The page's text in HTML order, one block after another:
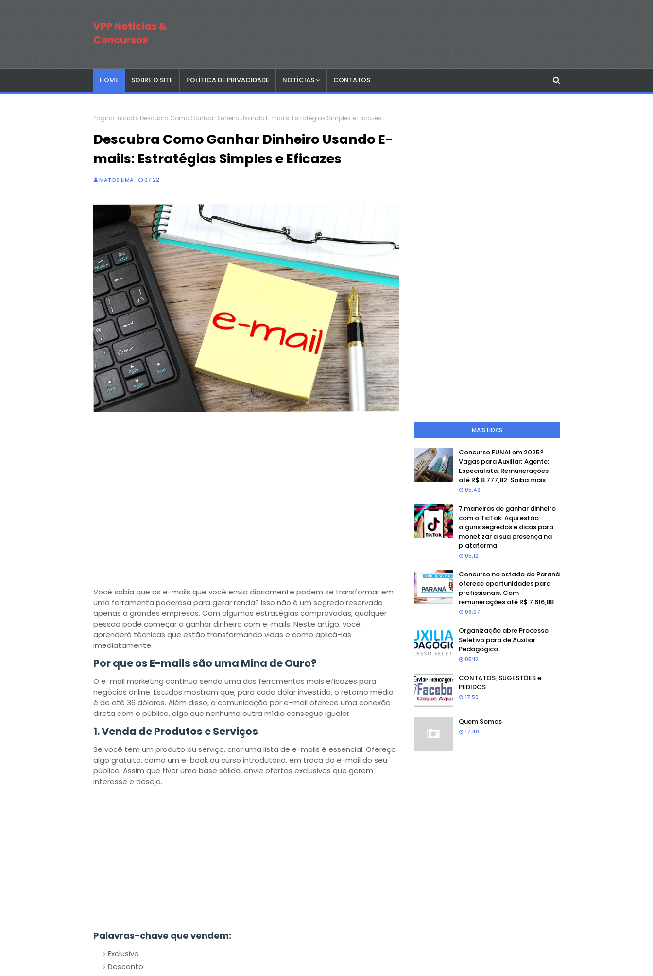
VPP Notícias &
Concursos
HOME SOBRE O SITE POLÍTICA DE PRIVACIDADE NOTÍCIAS CONTATOS
Página inicial Descubra Como Ganhar Dinheiro Usando E-mails: Estratégias Simples e Eficazes
Descubra Como Ganhar Dinheiro Usando E-
mails: Estratégias Simples e Eficazes
MATOS LIMA 07:22
Você sabia que os e-mails que você envia diariamente podem se transformar em
uma ferramenta poderosa para gerar renda? Isso não é um segredo reservado
apenas a grandes empresas. Com algumas estratégias comprovadas, qualquer
pessoa pode começar a ganhar dinheiro com e-mails. Neste artigo, você
aprenderá técnicas que estão transformando vidas e como aplicá-las
imediatamente.
Por que os E-mails são uma Mina de Ouro?
O e-mail marketing continua sendo uma das ferramentas mais eficazes para
negócios online. Estudos mostram que, para cada dólar investido, o retorno médio
é de até 36 dólares. Além disso, a comunicação por e-mail oferece uma conexão
direta com o público, algo que nenhuma outra mídia consegue igualar.
1.Venda de Produtos e Serviços
Se você tem um produto ou serviço, criar uma lista de e-mails é essencial. Ofereça
algo gratuito, como um e-book ou curso introdutório, em troca do e-mail do seu
público. Assim que tiver uma base sólida, envie ofertas exclusivas que gerem
interesse e desejo.
Palavras-chave que vendem:
Exclusivo
Desconto
MAIS LIDAS
Concurso FUNAI em 2025?
Vagas para Auxiliar; Agente;
Especialista. Remunerações
até R$ 8.777,82. Saiba mais
05:49
7 maneiras de ganhar dinheiro
com o TicTok: Aqui estão
alguns segredos e dicas para
monetizar a sua presença na
plataforma.
05:12
Concurso no estado do Paraná
oferece oportunidades para
profissionais. Com
remunerações até R$ 7.616,88
06:07
Organização abre Processo
Seletivo para de Auxiliar
Pedagógico.
05:12
CONTATOS, SUGESTÕES e
PEDIDOS
17:59
Quem Somos
17:49